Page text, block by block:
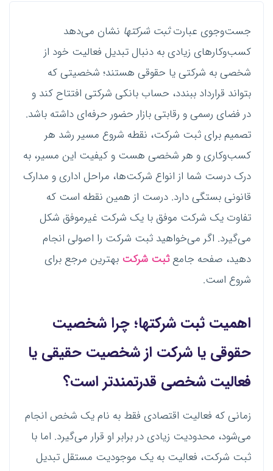
جست‌وجوی عبارتثبت شرکتها نشان می‌دهد
کسب‌وکارهای زیادی به دنبال تبدیل فعالیت خود از
شخصی به شرکتی یا حقوقی هستند؛ شخصیتی که
بتواند قرارداد ببندد، حساب بانکی شرکتی افتتاح کند و
در فضای رسمی و رقابتی بازار حضور حرفه‌ای داشته باشد.
تصمیم برای ثبت شرکت، نقطه شروع مسیر رشد هر
کسب‌وکاری و هر شخصی هست و کیفیت این مسیر، به
درک درست شما از انواع شرکت‌ها، مراحل اداری و مدارک
قانونی بستگی دارد. درست از همین نقطه است که
تفاوت یک شرکت موفق با یک شرکت غیرموفق شکل
می‌گیرد. اگر می‌خواهید ثبت شرکت را اصولی انجام
دهید، صفحه جامعثبت شرکت بهترین مرجع برای
شروع است.
اهمیت ثبت شرکتها؛ چرا شخصیت
حقوقی یا شرکت از شخصیت حقیقی یا
فعالیت شخصی قدرتمندتر است؟
زمانی که فعالیت اقتصادی فقط به نام یک شخص انجام
می‌شود، محدودیت زیادی در برابر او قرار می‌گیرد. اما با
ثبت شرکت، فعالیت به یک موجودیت مستقل تبدیل